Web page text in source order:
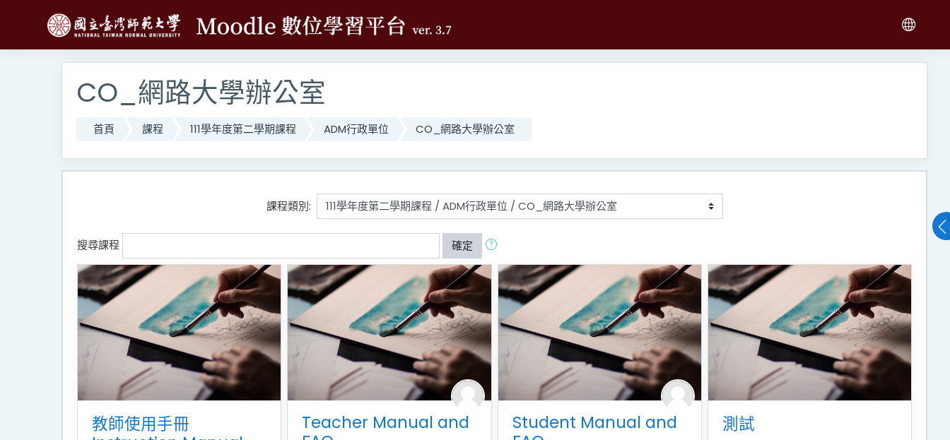
CO_網路大學辦公室
首頁 課程 111學年度第二學期課程 ADM行政單位 CO_網路大學辦公室
課程類別:
搜尋課程 確定
教師使用手冊
Teacher Manual and
Student Manual and
測試